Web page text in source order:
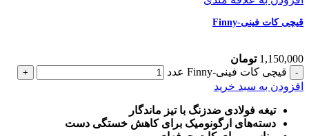
قیچی کات فینی-Finny
1,150,000 تومان
قیچی کات فینی-Finny عدد
افزودن به سبد خرید
تیغه فولادی ضدزنگ با تیز ماندگار
دسته‌های ارگونومیک برای کاهش خستگی دست